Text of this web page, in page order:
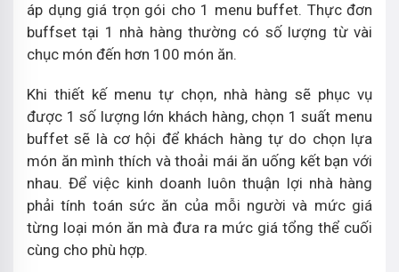
áp dụng giá trọn gói cho 1 menu buffet. Thực đơn
buffset tại 1 nhà hàng thường có số lượng từ vài
chục món đến hơn 100 món ăn.
Khi thiết kế menu tự chọn, nhà hàng sẽ phục vụ
được 1 số lượng lớn khách hàng, chọn 1 suất menu
buffet sẽ là cơ hội để khách hàng tự do chọn lựa
món ăn mình thích và thoải mái ăn uống kết bạn với
nhau. Để việc kinh doanh luôn thuận lợi nhà hàng
phải tính toán sức ăn của mỗi người và mức giá
từng loại món ăn mà đưa ra mức giá tổng thể cuối
cùng cho phù hợp.